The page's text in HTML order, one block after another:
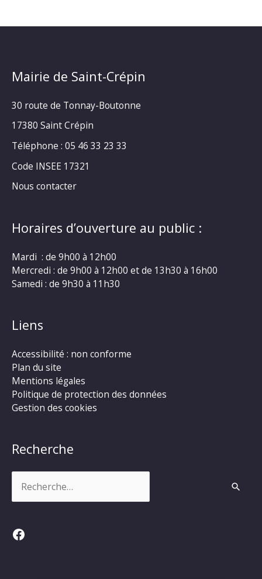
Mairie de Saint-Crépin
30 route de Tonnay-Boutonne
17380 Saint Crépin
Téléphone : 05 46 33 23 33
Code INSEE 17321
Nous contacter
Horaires d’ouverture au public :
Mardi : de 9h00 à 12h00
Mercredi : de 9h00 à 12h00 et de 13h30 à 16h00
Samedi : de 9h30 à 11h30
Liens
Accessibilité : non conforme
Plan du site
Mentions légales
Politique de protection des données
Gestion des cookies
Recherche
Facebook